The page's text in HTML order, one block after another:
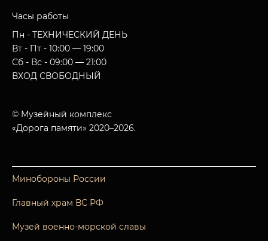
Часы работы
Пн - ТЕХНИЧЕСКИЙ ДЕНЬ
Вт - Пт - 10:00 — 19:00
Сб - Вс - 09:00 — 21:00
ВХОД СВОБОДНЫЙ
© Музейный комплекс
«Дорога памяти» 2020–2026.
Минобороны России
Главный храм ВС РФ
Музей военно-морской славы